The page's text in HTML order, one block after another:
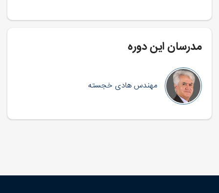
مدرسان این دوره
مهندس هادی خجسته